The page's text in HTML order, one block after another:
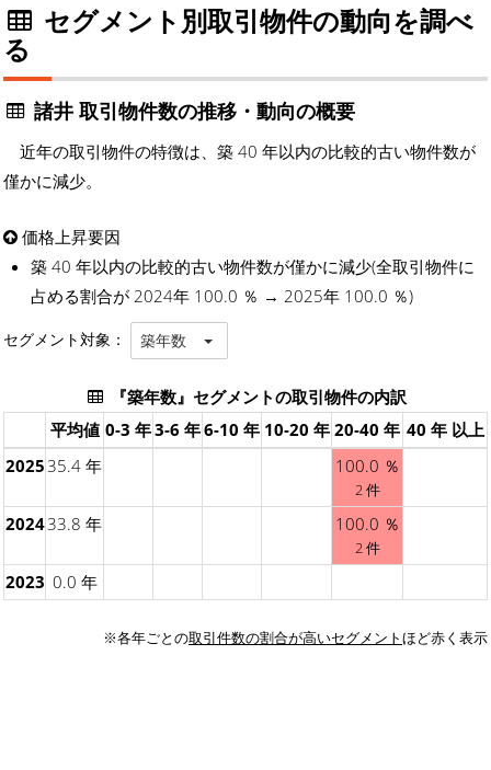
セグメント別取引物件の動向を調べ
る
諸井 取引物件数の推移・動向の概要
近年の取引物件の特徴は、築 40 年以内の比較的古い物件数が
僅かに減少。
価格上昇要因
築 40 年以内の比較的古い物件数が僅かに減少(全取引物件に
占める割合が 2024年 100.0 ％ → 2025年 100.0 ％)
セグメント対象： 築年数
『築年数』セグメントの取引物件の内訳
平均値 0-3 年3-6 年6-10 年 10-20 年 20-40 年 40 年 以上
202535.4 年 100.0 ％
2 件
202433.8 年 100.0 ％
2 件
2023 0.0 年
※各年ごとの取引件数の割合が高いセグメントほど赤く表示